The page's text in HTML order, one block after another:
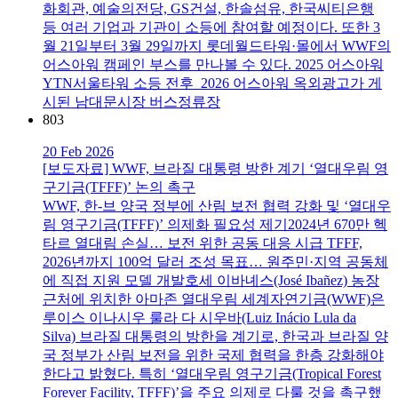
화회관, 예술의전당, GS건설, 한솔섬유, 한국씨티은행
등 여러 기업과 기관이 소등에 참여할 예정이다. 또한 3
월 21일부터 3월 29일까지 롯데월드타워·몰에서 WWF의
어스아워 캠페인 부스를 만나볼 수 있다. 2025 어스아워
YTN서울타워 소등 전후 2026 어스아워 옥외광고가 게
시된 남대문시장 버스정류장
803
20 Feb 2026
[보도자료] WWF, 브라질 대통령 방한 계기 ‘열대우림 영
구기금(TFFF)’ 논의 촉구
WWF, 한-브 양국 정부에 산림 보전 협력 강화 및 ‘열대우
림 영구기금(TFFF)’ 의제화 필요성 제기2024년 670만 헥
타르 열대림 손실… 보전 위한 공동 대응 시급 TFFF,
2026년까지 100억 달러 조성 목표… 원주민·지역 공동체
에 직접 지원 모델 개발호세 이바녜스(José Ibañez) 농장
근처에 위치한 아마존 열대우림 세계자연기금(WWF)은
루이스 이나시우 룰라 다 시우바(Luiz Inácio Lula da
Silva) 브라질 대통령의 방한을 계기로, 한국과 브라질 양
국 정부가 산림 보전을 위한 국제 협력을 한층 강화해야
한다고 밝혔다. 특히 ‘열대우림 영구기금(Tropical Forest
Forever Facility, TFFF)’을 주요 의제로 다룰 것을 촉구했